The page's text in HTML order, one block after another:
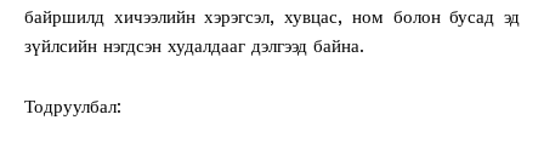
байршилд хичээлийн хэрэгсэл, хувцас, ном болон бусад эд
зүйлсийн нэгдсэн худалдааг дэлгээд байна.
Тодруулбал: